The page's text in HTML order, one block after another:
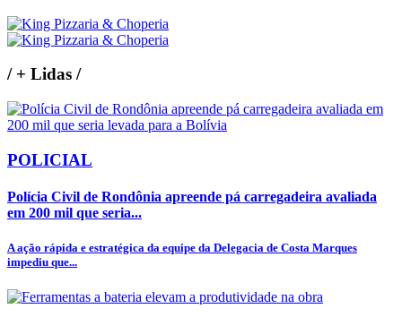
/+ Lidas /
POLICIAL
Polícia Civil de Rondônia apreende pá carregadeira avaliada
em 200 mil que seria...
A ação rápida e estratégica da equipe da Delegacia de Costa Marques
impediu que...